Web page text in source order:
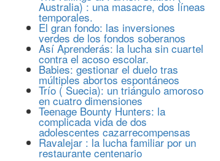
Australia) : una masacre, dos líneas
temporales.
El gran fondo: las inversiones
verdes de los fondos soberanos
Así Aprenderás: la lucha sin cuartel
contra el acoso escolar.
Babies: gestionar el duelo tras
múltiples abortos espontáneos
Trío ( Suecia): un triángulo amoroso
en cuatro dimensiones
Teenage Bounty Hunters: la
complicada vida de dos
adolescentes cazarrecompensas
Ravalejar : la lucha familiar por un
restaurante centenario